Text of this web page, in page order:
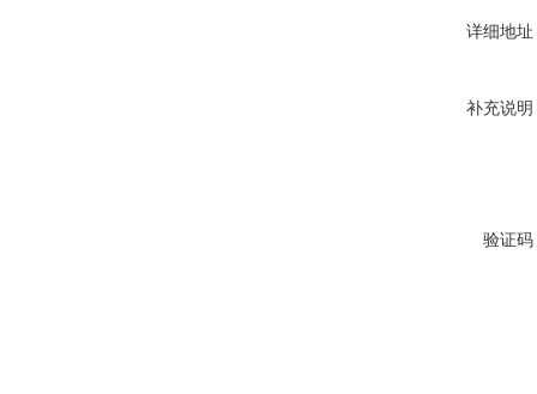
详细地址
补充说明
验证码